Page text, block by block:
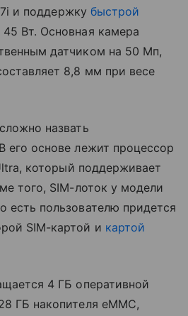
и поддержку быстрой
Вт. Основная камера
датчиком на 50 Мп,
8,8 мм при весе
сложно назвать
его основе лежит процессор
который поддерживает
того, SIM-лоток у модели
есть пользователю придется
SIM-картой и картой
4 ГБ оперативной
ГБ накопителя eMMC,